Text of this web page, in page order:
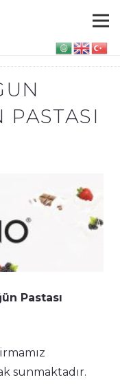
PASTASI
Pastası
sunmaktadır.